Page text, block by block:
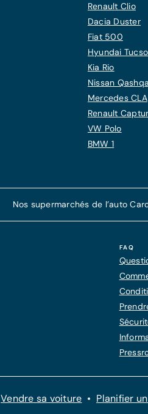
Renault Clio
Dacia Duster
Fiat 500
Hyundai
Kia Rio
Nissan
Mercedes CLA
Renault Captur
VW Polo
BMW 1
Nos supermarchés de l’auto
FAQ
Vendre sa voiture Planifier